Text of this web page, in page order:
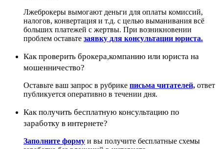
Лжеброкеры вымогают деньги для оплаты комиссий,
налогов, конвертация и т.д. с целью выманивания всё
больших платежей с жертвы. При возникновении
проблем оставьте заявку для консультации юриста.
Как проверить брокера,компанию или юриста на
мошенничество?
Оставьте ваш запрос в рубрике письма читателей, ответ
публикуется оперативно в течении дня.
Как получить бесплатную консультацию по
заработку в интернете?
Заполните форму и вы получите бесплатные схемы